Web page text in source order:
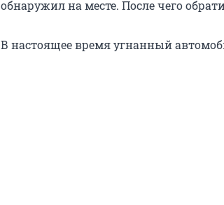
обнаружил на месте. После чего
В настоящее время угнанный